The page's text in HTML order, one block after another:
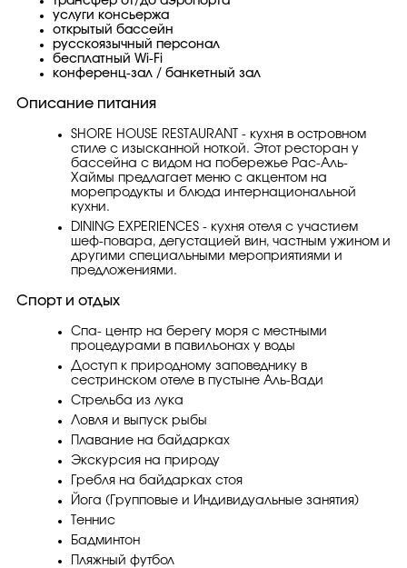
услуги консьержа
открытый бассейн
русскоязычный персонал
бесплатный Wi-Fi
конференц-зал / банкетный зал
Описание питания
SHORE HOUSE RESTAURANT - кухня в островном
стиле с изысканной ноткой. Этот ресторан у
бассейна с видом на побережье Рас-Аль-
Хаймы предлагает меню с акцентом на
морепродукты и блюда интернациональной
кухни.
DINING EXPERIENCES - кухня отеля с участием
шеф-повара, дегустацией вин, частным ужином и
другими специальными мероприятиями и
предложениями.
Спорт и отдых
Спа- центр на берегу моря с местными
процедурами в павильонах у воды
Доступ к природному заповеднику в
сестринском отеле в пустыне Аль-Вади
Стрельба из лука
Ловля и выпуск рыбы
Плавание на байдарках
Экскурсия на природу
Гребля на байдарках стоя
Йога (Групповые и Индивидуальные занятия)
Теннис
Бадминтон
Пляжный футбол